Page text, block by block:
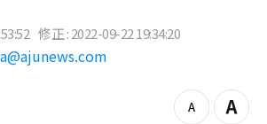
修正 : 2022-09-22 19:34:20
z
Z